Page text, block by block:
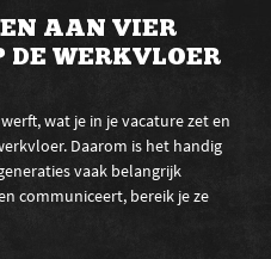
AAN VIER
DE WERKVLOER
wat je in je vacature zet en
Daarom is het handig
vaak belangrijk
communiceert, bereik je ze